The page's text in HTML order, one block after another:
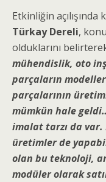
Etkinliğin
Türkay Dereli,
olduklarını
mühendislik, oto
parçaların
parçalarının
mümkün hale
imalat tarzı da var.
üretimler de
olan bu teknoloji,
modüler olarak